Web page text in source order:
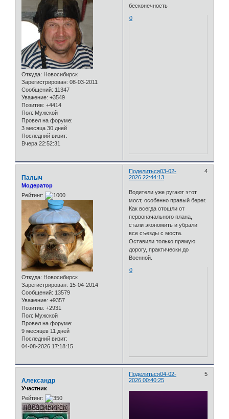
Откуда: Новосибирск
Зарегистрирован: 08-03-2011
Сообщений: 11347
Уважение: +3549
Позитив: +4414
Пол: Мужской
Провел на форуме:
3 месяца 30 дней
Последний визит:
Вчера 22:52:31
бесконечность
0
Поделиться 4
03-02-
2026 22:44:13
Палыч
Модератор
Рейтинг:
Откуда: Новосибирск
Зарегистрирован: 15-04-2014
Сообщений: 13579
Уважение: +9357
Позитив: +2931
Пол: Мужской
Провел на форуме:
9 месяцев 11 дней
Последний визит:
04-08-2026 17:18:15
Водители уже ругают этот
мост, особенно правый берег.
Как всегда отошли от
первоначального плана,
стали экономить и убрали
все съезды с моста.
Оставили только прямую
дорогу, практически до
Военной.
0
Поделиться 5
04-02-
2026 00:40:25
Александр
Участник
Рейтинг: